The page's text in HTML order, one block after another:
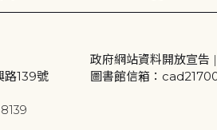
路139號
政府網站資料開放宣告 |
圖書館信箱：